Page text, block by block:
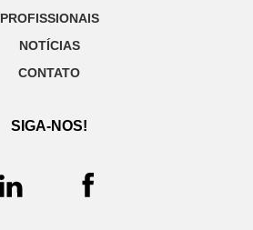
PROFISSIONAIS
NOTÍCIAS
CONTATO
SIGA-NOS!